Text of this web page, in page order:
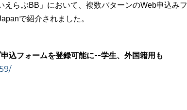
らぶBB」において、複数パターンのWeb申込みフ
で紹介されました。
込フォームを登録可能に--学生、外国籍用も